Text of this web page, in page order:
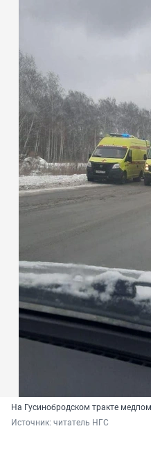
На Гусинобродском тракте
Источник: читатель НГС